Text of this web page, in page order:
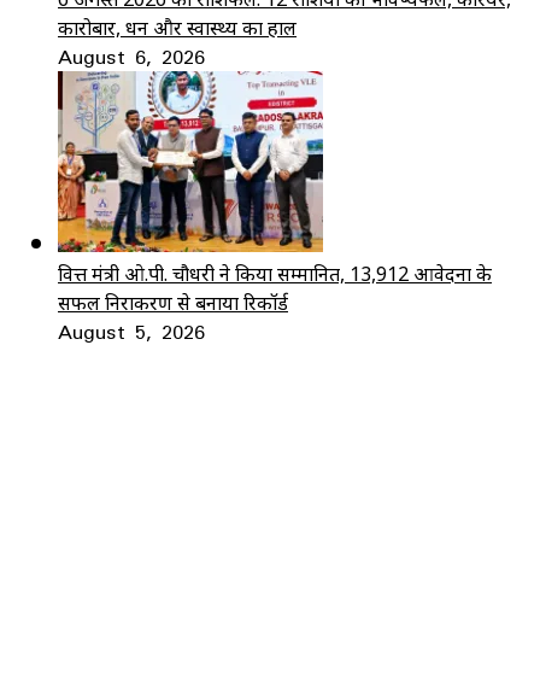
कारोबार, धन और स्वास्थ्य का हाल
August 6, 2026
वित्त मंत्री ओ.पी. चौधरी ने किया सम्मानित, 13,912 आवेदनों के
सफल निराकरण से बनाया रिकॉर्ड
August 5, 2026